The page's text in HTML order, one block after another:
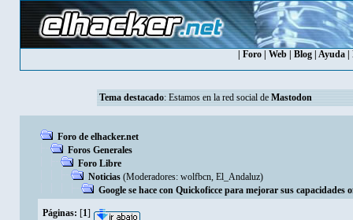
Foro| Web| Blog| Ayuda|
Tema destacado: Estamos en la red social de Mastodon
Foro de elhacker.net
Foros Generales
Foro Libre
Noticias (Moderadores: wolfbcn, El_Andaluz)
Google se hace con Quickoficce para mejorar sus capacidades
Páginas: [1]